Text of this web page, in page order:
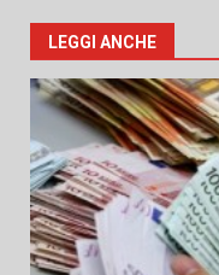
LEGGI ANCHE